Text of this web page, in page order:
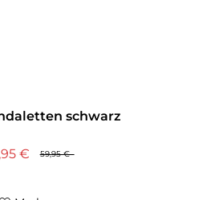
schwarz
59,95 €
€